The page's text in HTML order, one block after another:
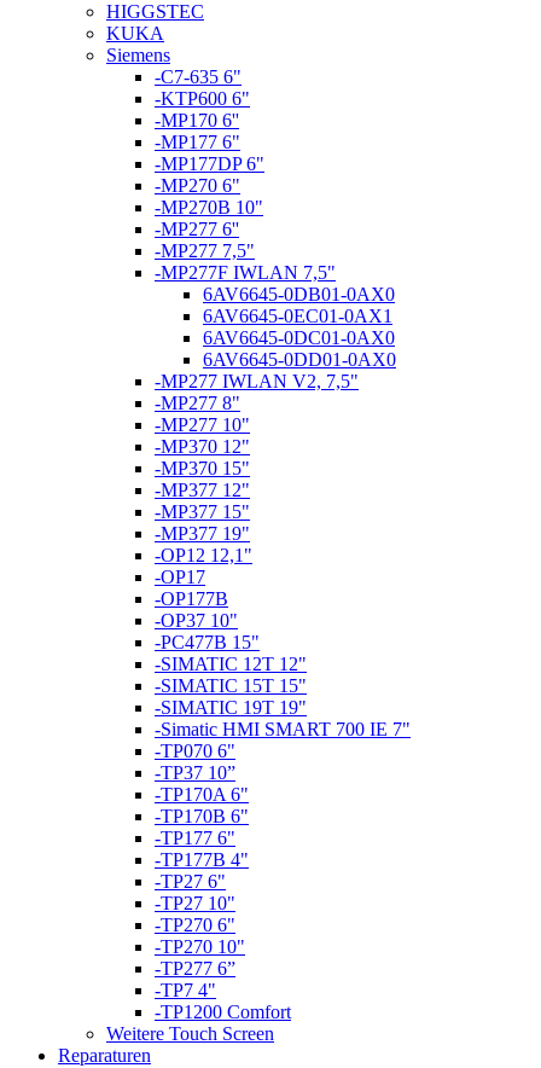
HIGGSTEC
KUKA
Siemens
-C7-635 6"
-KTP600 6"
-MP170 6''
-MP177 6"
-MP177DP 6"
-MP270 6"
-MP270B 10"
-MP277 6''
-MP277 7,5"
-MP277F IWLAN 7,5"
6AV6645-0DB01-0AX0
6AV6645-0EC01-0AX1
6AV6645-0DC01-0AX0
6AV6645-0DD01-0AX0
-MP277 IWLAN V2, 7,5"
-MP277 8"
-MP277 10"
-MP370 12"
-MP370 15"
-MP377 12"
-MP377 15"
-MP377 19"
-OP12 12,1"
-OP17
-OP177B
-OP37 10"
-PC477B 15"
-SIMATIC 12T 12"
-SIMATIC 15T 15"
-SIMATIC 19T 19"
-Simatic HMI SMART 700 IE 7"
-TP070 6"
-TP37 10”
-TP170A 6"
-TP170B 6"
-TP177 6"
-TP177B 4"
-TP27 6"
-TP27 10"
-TP270 6"
-TP270 10"
-TP277 6”
-TP7 4"
-TP1200 Comfort
Weitere Touch Screen
Reparaturen